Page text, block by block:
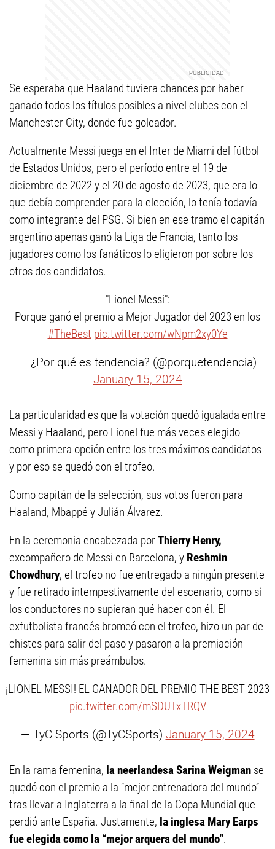
Se esperaba que Haaland tuviera chances por haber
ganado todos los títulos posibles a nivel clubes con el
Manchester City, donde fue goleador.
Actualmente Messi juega en el Inter de Miami del fútbol
de Estados Unidos, pero el período entre el 19 de
diciembre de 2022 y el 20 de agosto de 2023, que era lo
que debía comprender para la elección, lo tenía todavía
como integrante del PSG. Si bien en ese tramo el capitán
argentino apenas ganó la Liga de Francia, tanto los
jugadores como los fanáticos lo eligieron por sobre los
otros dos candidatos.
"Lionel Messi":
Porque ganó el premio a Mejor Jugador del 2023 en los
#TheBest pic.twitter.com/wNpm2xy0Ye
— ¿Por qué es tendencia? (@porquetendencia)
January 15, 2024
La particularidad es que la votación quedó igualada entre
Messi y Haaland, pero Lionel fue más veces elegido
como primera opción entre los tres máximos candidatos
y por eso se quedó con el trofeo.
Como capitán de la selección, sus votos fueron para
Haaland, Mbappé y Julián Álvarez.
En la ceremonia encabezada porThierry Henry,
excompañero de Messi en Barcelona, y Reshmin
Chowdhury, el trofeo no fue entregado a ningún presente
y fue retirado intempestivamente del escenario, como si
los conductores no supieran qué hacer con él. El
exfutbolista francés bromeó con el trofeo, hizo un par de
chistes para salir del paso y pasaron a la premiación
femenina sin más preámbulos.
¡LIONEL MESSI! EL GANADOR DEL PREMIO THE BEST 2023
pic.twitter.com/mSDUTxTRQV
— TyC Sports (@TyCSports) January 15, 2024
En la rama femenina, la neerlandesa Sarina Weigman se
quedó con el premio a la “mejor entrenadora del mundo”
tras llevar a Inglaterra a la final de la Copa Mundial que
perdió ante España. Justamente, la inglesa Mary Earps
fue elegida como la “mejor arquera del mundo”.